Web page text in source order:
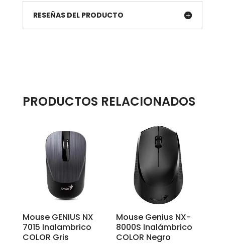
RESEÑAS DEL PRODUCTO
PRODUCTOS RELACIONADOS
Mouse GENIUS NX
7015 Inalambrico
COLOR Gris
Mouse Genius NX-
8000S Inalámbrico
COLOR Negro